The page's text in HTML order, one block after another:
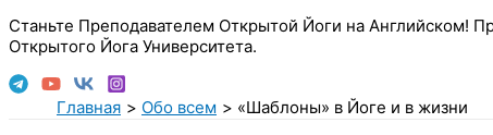
Станьте Преподавателем Открытой Йоги на Английском!
Открытого Йога Университета.
Главная Обо всем «Шаблоны» в Йоге и в жизни